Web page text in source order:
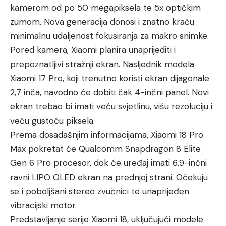
kamerom od po 50 megapiksela te 5x optičkim
zumom. Nova generacija donosi i znatno kraću
minimalnu udaljenost fokusiranja za makro snimke.
Pored kamera, Xiaomi planira unaprijediti i
prepoznatljivi stražnji ekran. Nasljednik modela
Xiaomi 17 Pro, koji trenutno koristi ekran dijagonale
2,7 inča, navodno će dobiti čak 4-inčni panel. Novi
ekran trebao bi imati veću svjetlinu, višu rezoluciju i
veću gustoću piksela.
Prema dosadašnjim informacijama, Xiaomi 18 Pro
Max pokretat će Qualcomm Snapdragon 8 Elite
Gen 6 Pro procesor, dok će uređaj imati 6,9-inčni
ravni LIPO OLED ekran na prednjoj strani. Očekuju
se i poboljšani stereo zvučnici te unaprijeđen
vibracijski motor.
Predstavljanje serije Xiaomi 18, uključujući modele